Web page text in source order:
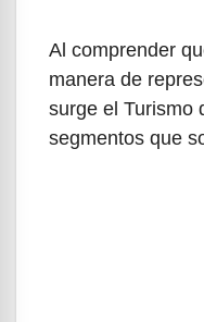
Al comprender
manera de
surge el Turismo
segmentos que